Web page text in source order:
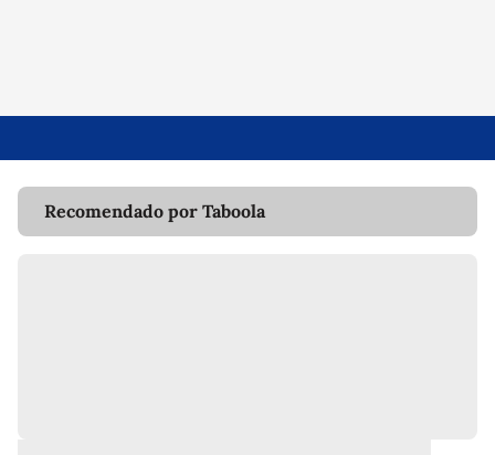
Recomendado por Taboola